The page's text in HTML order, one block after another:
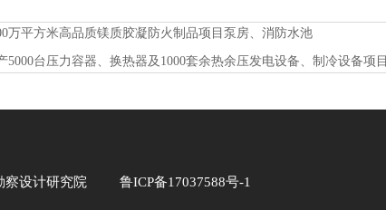
万平方米高品质镁质胶凝防火制品项目泵房、消防水池
5000台压力容器、换热器及1000套余热余压发电设备、制冷设备项目
察设计研究院 鲁ICP备17037588号-1